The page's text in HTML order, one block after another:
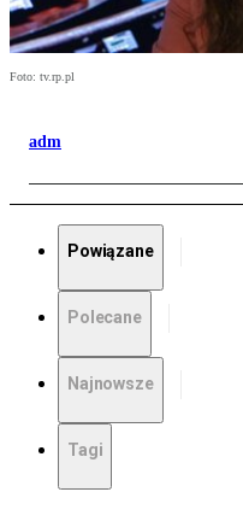
Foto: tv.rp.pl
adm
Powiązane
Polecane
Najnowsze
Tagi